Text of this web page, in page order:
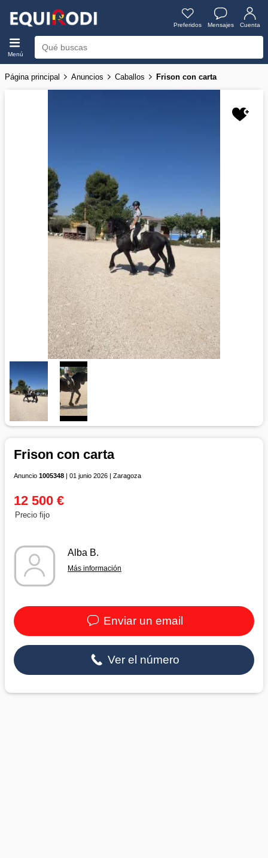
Preferidos Mensajes Cuenta
Menú
Página principal Anuncios Caballos Frison con carta
Frison con carta
Anuncio 1005348 | 01 junio 2026 | Zaragoza
12 500 €
Precio fijo
Alba B.
Más información
Enviar un email
Ver el número